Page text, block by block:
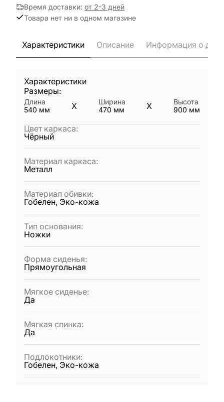
Время доставки: от 2-3 дней
Товара нет ни в одном магазине
Характеристики Описание Информация о
Характеристики
Размеры:
Длина
540 мм X
Ширина
470 мм X
Высота
900 мм
Цвет каркаса:
Чёрный
Материал каркаса:
Металл
Материал обивки:
Гобелен, Эко-кожа
Тип основания:
Ножки
Форма сиденья:
Прямоугольная
Мягкое сиденье:
Да
Мягкая спинка:
Да
Подлокотники:
Гобелен, Эко-кожа